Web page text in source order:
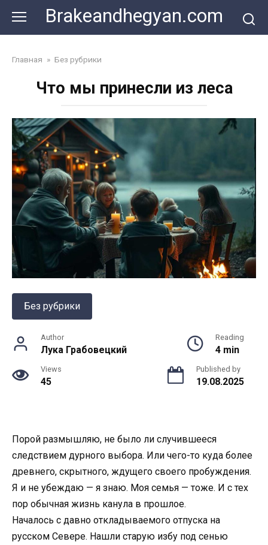
content
Brakeandhegyan.com
Главная » Без рубрики
Что мы принесли из леса
Без рубрики
Author
Лука Грабовецкий
Reading
4 min
Views
45
Published by
19.08.2025
Порой размышляю, не было ли случившееся
следствием дурного выбора. Или чего-то куда более
древнего, скрытного, ждущего своего пробуждения.
Я и не убеждаю — я знаю. Моя семья — тоже. И с тех
пор обычная жизнь канула в прошлое.
Началось с давно откладываемого отпуска на
русском Севере. Нашли старую избу под сенью